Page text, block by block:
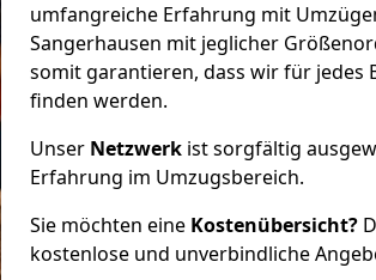
umfangreiche Erfahrung mit
Sangerhausen mit jeglicher
somit garantieren, dass wir für jedes
finden werden.
Unser Netzwerk ist sorgfältig
Erfahrung im Umzugsbereich.
Sie möchten eine Kostenübersicht?
kostenlose und unverbindliche